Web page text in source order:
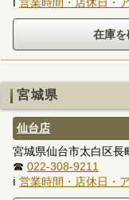
ℹ 営業時間・店休日・
宮城県
仙台店
宮城県仙台市太白区
☎ 022-308-9211
ℹ 営業時間・店休日・